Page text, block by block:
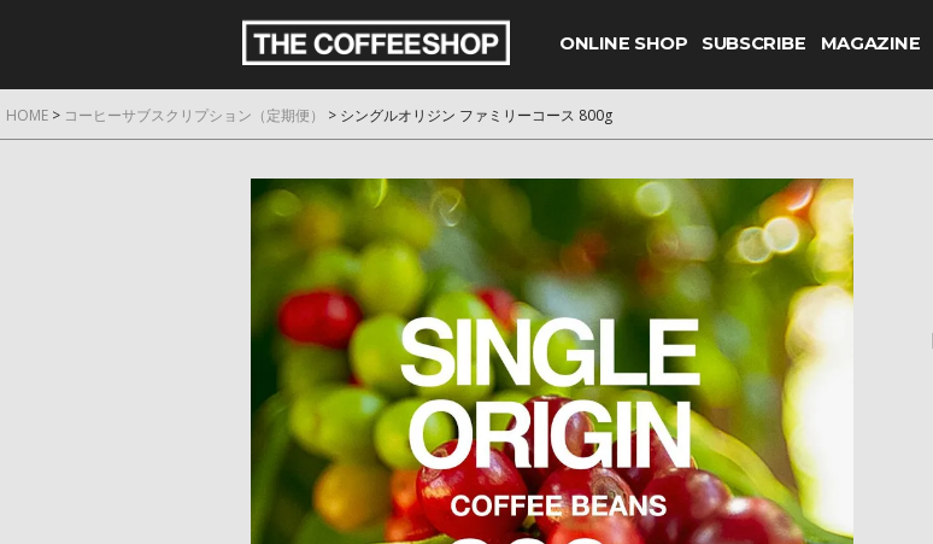
ONLINE SHOP SUBSCRIBE MAGAZINE
HOME コーヒーサブスクリプション（定期便） シングルオリジン ファミリーコース 800g